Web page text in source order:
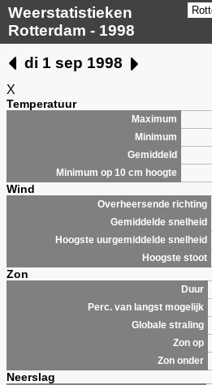
Weerstatistieken
Rotterdam - 1998
di 1 sep 1998
X
Temperatuur
Maximum
Minimum
Gemiddeld
Minimum op 10 cm hoogte
Wind
Overheersende richting
Gemiddelde snelheid
Hoogste uurgemiddelde snelheid
Hoogste stoot
Zon
Duur
Perc. van langst mogelijk
Globale straling
Zon op
Zon onder
Neerslag